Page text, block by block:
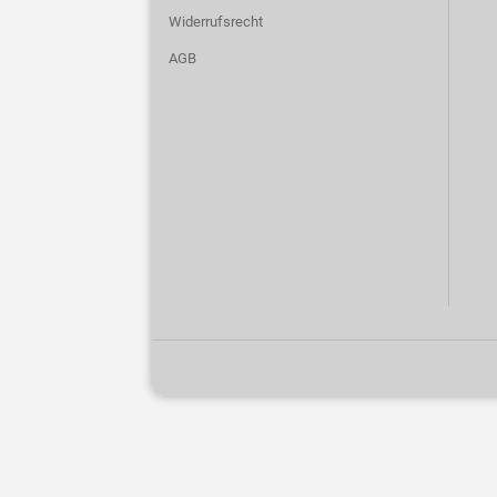
Widerrufsrecht
AGB